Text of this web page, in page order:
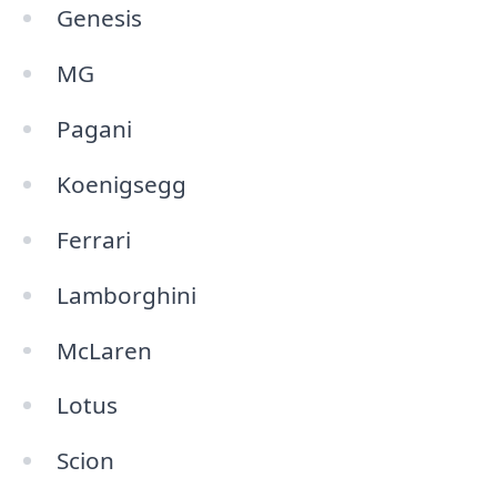
Genesis
MG
Pagani
Koenigsegg
Ferrari
Lamborghini
McLaren
Lotus
Scion